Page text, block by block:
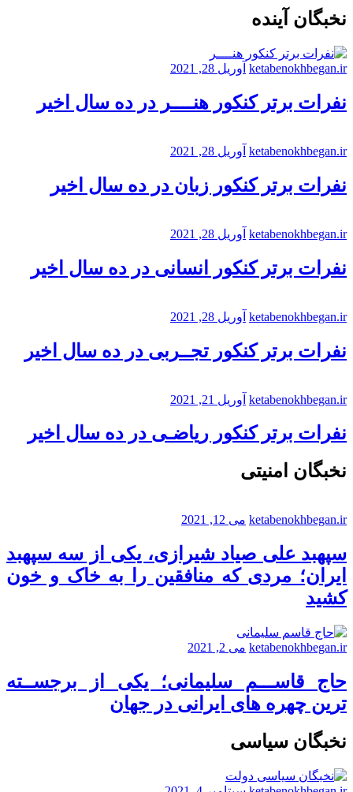
نخبگان آینده
ketabenokhbegan.ir آوریل 28, 2021
نفرات برتر کنکور هنــــر در ده سال اخیر
ketabenokhbegan.ir آوریل 28, 2021
نفرات برتر کنکور زبان در ده سال اخیر
ketabenokhbegan.ir آوریل 28, 2021
نفرات برتر کنکور انسانی در ده سال اخیر
ketabenokhbegan.ir آوریل 28, 2021
نفرات برتر کنکور تجــربی در ده سال اخیر
ketabenokhbegan.ir آوریل 21, 2021
نفرات برتر کنکور ریاضـی در ده سال اخیر
نخبگان امنیتی
ketabenokhbegan.ir می 12, 2021
سپهبد علی صیاد شیرازی، یکی از سه سپهبد
ایران؛ مردی که منافقین را به خاک و خون
کشید
ketabenokhbegan.ir می 2, 2021
حاج قاســـم سلیمانی؛ یکی از برجســته
ترین چهره های ایرانی در جهان
نخبگان سیاسی